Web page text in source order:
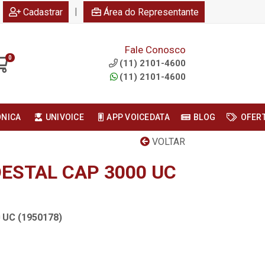
Cadastrar | Área do Representante
0
Fale Conosco
(11) 2101-4600
(11) 2101-4600
UNIVOICE APP VOICEDATA BLOG
VOLTAR
CAP 3000 UC
(1950178)